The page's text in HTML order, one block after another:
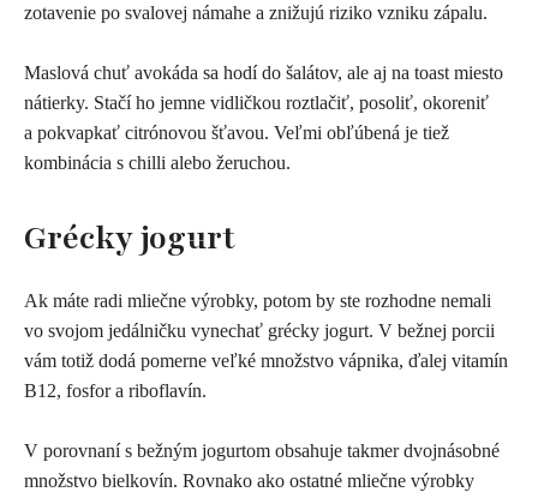
zotavenie po svalovej námahe a znižujú riziko vzniku zápalu.
Maslová chuť avokáda sa hodí do šalátov, ale aj na toast miesto
nátierky. Stačí ho jemne vidličkou roztlačiť, posoliť, okoreniť
a pokvapkať citrónovou šťavou. Veľmi obľúbená je tiež
kombinácia s chilli alebo žeruchou.
Grécky jogurt
Ak máte radi mliečne výrobky, potom by ste rozhodne nemali
vo svojom jedálničku vynechať grécky jogurt. V bežnej porcii
vám totiž dodá pomerne veľké množstvo vápnika, ďalej vitamín
B12, fosfor a riboflavín.
V porovnaní s bežným jogurtom obsahuje takmer dvojnásobné
množstvo bielkovín. Rovnako ako ostatné mliečne výrobky